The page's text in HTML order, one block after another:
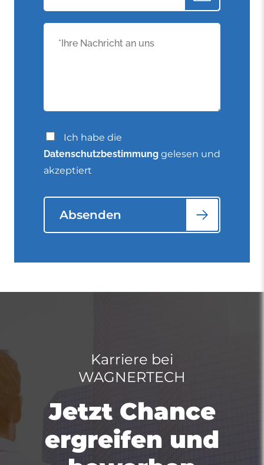
Ich habe die
Datenschutzbestimmung gelesen und
akzeptiert
Absenden
Karriere bei
WAGNERTECH
Jetzt Chance
ergreifen und